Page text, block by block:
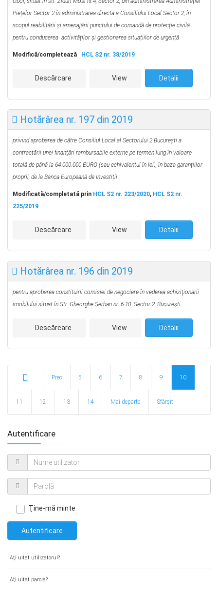
Piețelor Sector 2 în administrarea directă a Consiliului Local Sector 2, în
scopul reabilitării și amenajării punctului de comandă de protecție civilă
pentru conducerea activităților și gestionarea situațiilor de urgență
Modifică/completează HCL S2 nr. 38/2019
Descărcare View Detalii
Hotărârea nr. 197 din 2019
privind aprobarea de către Consiliul Local al Sectorului 2 Bucureşti a
contractării unei finanţări rambursabile externe pe termen lung în valoare
totală de până la 64.000.000 EURO (sau echivalentul în lei), în baza garanțiilor
proprii, de la Banca Europeană de Investiții
Modificată/completată prin HCL S2 nr. 223/2020, HCL S2 nr.
225/2019
Descărcare View Detalii
Hotărârea nr. 196 din 2019
pentru aprobarea constituirii comisiei de negociere în vederea achiziţionării
imobilului situat în Str. Gheorghe Şerban nr. 6-10 Sector 2, Bucureşti
Descărcare View Detalii
Start
Prec 5 6 7 8 9 10
11 12 13 14 Mai departe Sfârșit
Autentificare
Ţine-mă minte
Autentificare
Aţi uitat utilizatorul?
Aţi uitat parola?